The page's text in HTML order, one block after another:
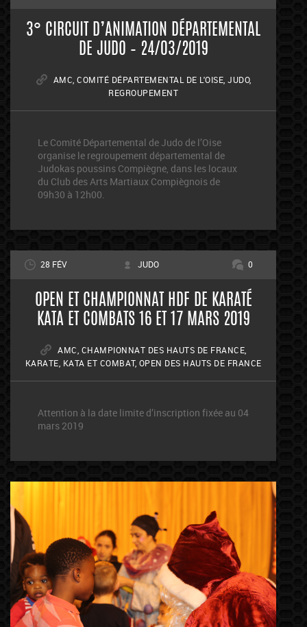
3° CIRCUIT D’ANIMATION DÉPARTEMENTAL
DE JUDO – 24/03/2019
AMC COMITÉ DÉPARTEMENTAL DE L'OISE JUDO,
REGROUPEMENT
Le Comité Départemental de Judo de l’Oise
organise le regroupement départemental de
Judokas poussins Compiègne, dans les locaux
du Club des Arts Martiaux Compiègnois de
09h30 à 12h00.
28 FÉV JUDO 0
OPEN ET CHAMPIONNAT HDF DE KARATÉ
KATA ET COMBATS 16 ET 17 MARS 2019
AMC CHAMPIONNAT DES HAUTS DE FRANCE
KARATE KATA ET COMBAT, OPEN DES HAUTS DE FRANCE
Attention à la date limite d’inscription fixée au 04
mars 2019